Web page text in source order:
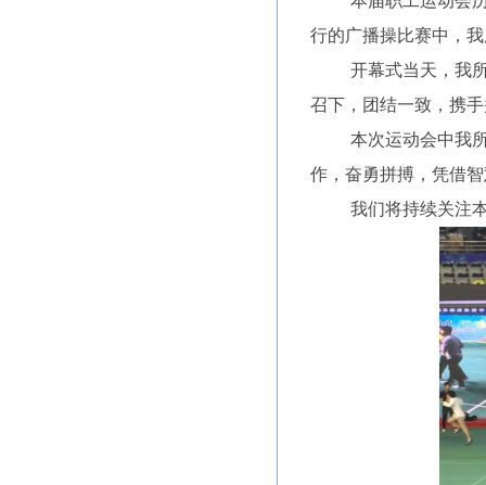
行的广播操比赛中，
开幕式当天，我
召下，团结一致，携
本次运动会中我
作，奋勇拼搏，凭借
我们将持续关注